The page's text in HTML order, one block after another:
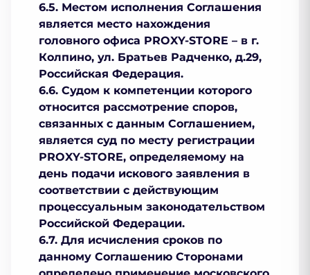
6.5. Местом исполнения Соглашения
является место нахождения
головного офиса PROXY-STORE – в г.
Колпино, ул. Братьев Радченко, д.29,
Российская Федерация.
6.6. Судом к компетенции которого
относится рассмотрение споров,
связанных с данным Соглашением,
является суд по месту регистрации
PROXY-STORE, определяемому на
день подачи искового заявления в
соответствии с действующим
процессуальным законодательством
Российской Федерации.
6.7. Для исчисления сроков по
данному Соглашению Сторонами